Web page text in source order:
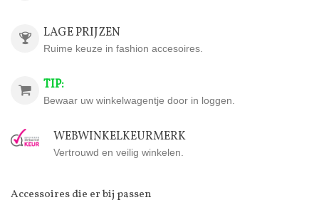
LAGE PRIJZEN
Ruime keuze in fashion accesoires.
TIP:
Bewaar uw winkelwagentje door in loggen.
WEBWINKELKEURMERK
Vertrouwd en veilig winkelen.
Accessoires die er bij passen